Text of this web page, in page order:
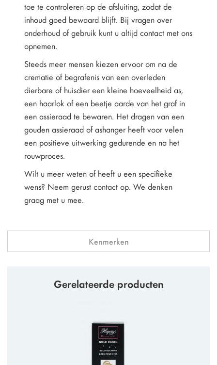
toe te controleren op de afsluiting, zodat de
inhoud goed bewaard blijft. Bij vragen over
onderhoud of gebruik kunt u altijd contact met ons
opnemen.
Steeds meer mensen kiezen ervoor om na de
crematie of begrafenis van een overleden
dierbare of huisdier een kleine hoeveelheid as,
een haarlok of een beetje aarde van het graf in
een assieraad te bewaren. Het dragen van een
gouden assieraad of ashanger heeft voor velen
een positieve uitwerking gedurende en na het
rouwproces.
Wilt u meer weten of heeft u een specifieke
wens? Neem gerust contact op. We denken
graag met u mee.
Kenmerken
Gerelateerde producten